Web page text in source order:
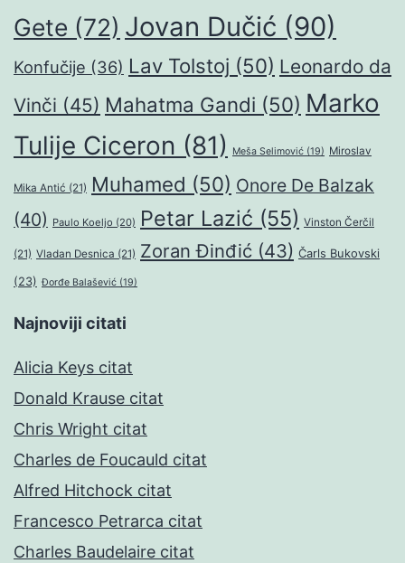
Gete (72) Jovan Dučić (90)
Konfučije (36) Lav Tolstoj (50) Leonardo da
Vinči (45) Mahatma Gandi (50) Marko
Tulije Ciceron (81) Meša Selimović (19) Miroslav
Mika Antić (21) Muhamed (50) Onore De Balzak
(40) Paulo Koeljo (20) Petar Lazić (55) Vinston Čerčil
(21) Vladan Desnica (21) Zoran Đinđić (43) Čarls Bukovski
(23) Đorđe Balašević (19)
Najnoviji citati
Alicia Keys citat
Donald Krause citat
Chris Wright citat
Charles de Foucauld citat
Alfred Hitchock citat
Francesco Petrarca citat
Charles Baudelaire citat